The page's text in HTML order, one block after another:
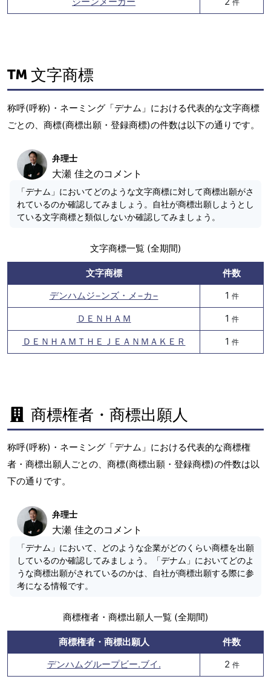
件
文字商標
称呼(呼称)・ネーミング「デナム」における代表的な文字商標
ごとの、商標(商標出願・登録商標)の件数は以下の通りです。
弁理士
大瀬 佳之のコメント
「デナム」においてどのような文字商標に対して商標出願がさ
れているのか確認してみましょう。自社が商標出願しようとし
ている文字商標と類似しないか確認してみましょう。
文字商標一覧 (全期間)
文字商標
件数
デンハムジ−ンズ・メ−カ−
1 件
ＤＥＮＨＡＭ 1 件
ＤＥＮＨＡＭＴＨＥＪＥＡＮＭＡＫＥＲ 1 件
商標権者・商標出願人
称呼(呼称)・ネーミング「デナム」における代表的な商標権
者・商標出願人ごとの、商標(商標出願・登録商標)の件数は以
下の通りです。
弁理士
大瀬 佳之のコメント
「デナム」において、どのような企業がどのくらい商標を出願
しているのか確認してみましょう。「デナム」においてどのよ
うな商標出願がされているのかは、自社が商標出願する際に参
考になる情報です。
商標権者・商標出願人一覧 (全期間)
商標権者・商標出願人
件数
デンハムグループビー.ブイ.
2 件